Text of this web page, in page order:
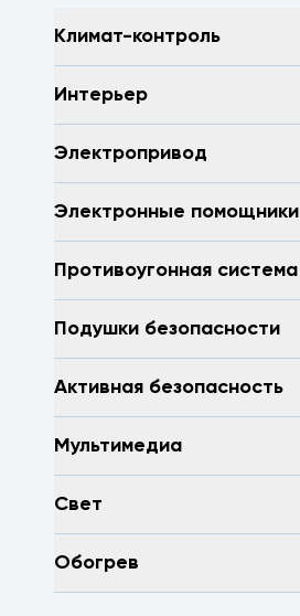
Климат-контроль
Интерьер
Электропривод
Электронные помощники
Противоугонная система
Подушки безопасности
Активная безопасность
Мультимедиа
Свет
Обогрев